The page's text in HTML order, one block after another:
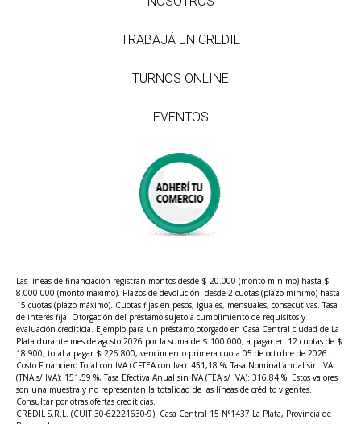
TRABAJÁ EN CREDIL
TURNOS ONLINE
EVENTOS
Las líneas de financiación registran montos desde $ 20.000 (monto mínimo) hasta $
8.000.000 (monto máximo). Plazos de devolución: desde 2 cuotas (plazo mínimo) hasta
15 cuotas (plazo máximo). Cuotas fijas en pesos, iguales, mensuales, consecutivas. Tasa
de interés fija. Otorgación del préstamo sujeto a cumplimiento de requisitos y
evaluación crediticia. Ejemplo para un préstamo otorgado en Casa Central ciudad de La
Plata durante mes de agosto 2026 por la suma de $ 100.000, a pagar en 12 cuotas de $
18.900, total a pagar $ 226.800, vencimiento primera cuota 05 de octubre de 2026.
Costo Financiero Total con IVA (CFTEA con Iva): 451,18 %, Tasa Nominal anual sin IVA
(TNA s/ IVA): 151,59 %, Tasa Efectiva Anual sin IVA (TEA s/ IVA): 316,84 %. Estos valores
son una muestra y no representan la totalidad de las líneas de crédito vigentes.
Consultar por otras ofertas crediticias.
CREDIL S.R.L. (CUIT 30-62221630-9); Casa Central 15 N°1437 La Plata, Provincia de